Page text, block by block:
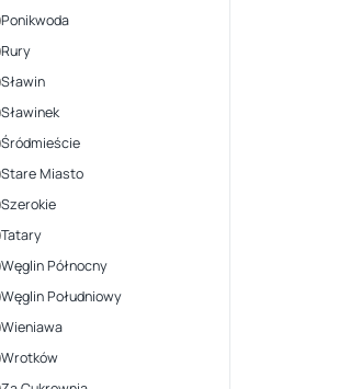
Ponikwoda
Rury
Sławin
Sławinek
Śródmieście
Stare Miasto
Szerokie
Tatary
Węglin Północny
Węglin Południowy
Wieniawa
Wrotków